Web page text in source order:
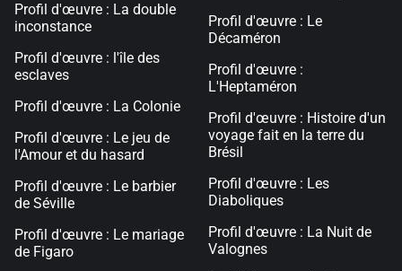
Profil d'œuvre : La double
inconstance
Profil d'œuvre : l'île des
esclaves
Profil d'œuvre : La Colonie
Profil d'œuvre : Le jeu de
l'Amour et du hasard
Profil d'œuvre : Le barbier
de Séville
Profil d'œuvre : Le mariage
de Figaro
Profil d'œuvre : Le
Décaméron
Profil d'œuvre :
L'Heptaméron
Profil d'œuvre : Histoire d'un
voyage fait en la terre du
Brésil
Profil d'œuvre : Les
Diaboliques
Profil d'œuvre : La Nuit de
Valognes